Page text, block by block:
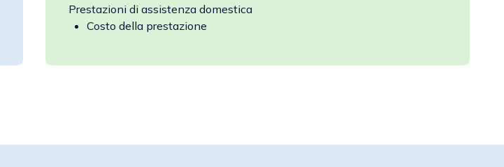
Prestazioni di assistenza domestica
Costo della prestazione